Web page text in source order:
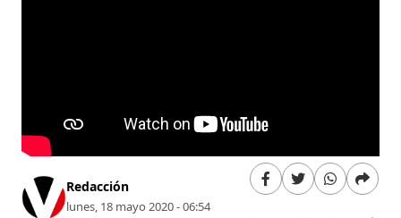
Redacción
lunes, 18 mayo 2020 - 06:54